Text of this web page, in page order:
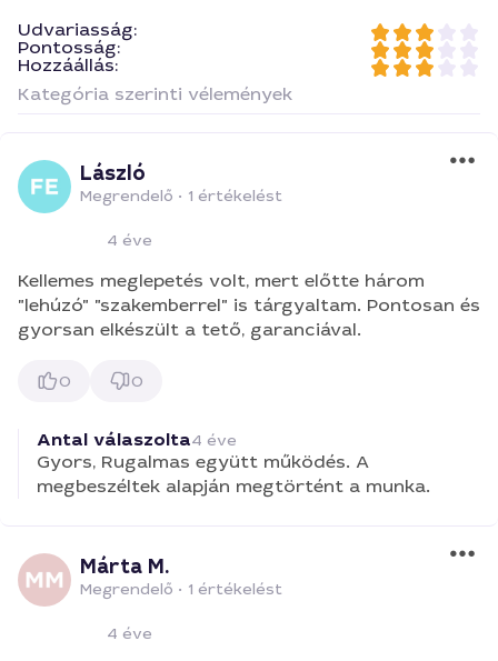
Udvariasság:
Pontosság:
Hozzáállás:
Kategória szerinti vélemények
László
Megrendelő • 1 értékelést
4 éve
Kellemes meglepetés volt, mert előtte három
"lehúzó" "szakemberrel" is tárgyaltam. Pontosan és
gyorsan elkészült a tető, garanciával.
0 0
Antal válaszolta4 éve
Gyors, Rugalmas együtt működés. A
megbeszéltek alapján megtörtént a munka.
Márta M.
Megrendelő • 1 értékelést
4 éve